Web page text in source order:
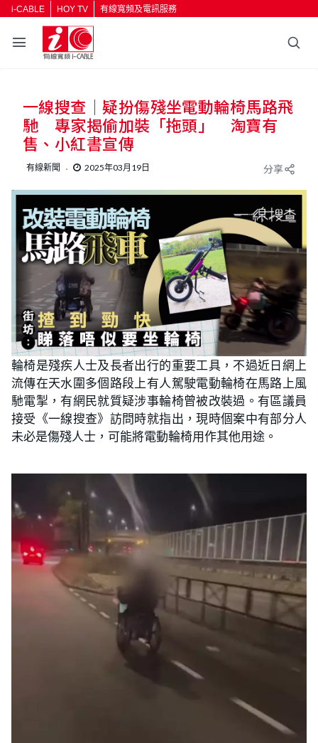
i-CABLE HOY TV 有線寬頻及電訊服務
返回
按輸入鍵開始搜尋
一線搜查｜疑扮傷殘坐電動輪椅馬路飛
馳 專家揭偷加裝「拖頭」 淘寶有
售、小紅書宣傳
有線新聞 2025年03月19日 分享
輪椅是殘疾人士及長者出行的重要工具，不過近日網上
流傳在天水圍多個路段上有人駕駛電動輪椅在馬路上風
馳電掣，有網民就質疑涉事輪椅曾被改裝過。有區議員
接受《一線搜查》訪問時就指出，現時個案中有部分人
未必是傷殘人士，可能將電動輪椅用作其他用途。